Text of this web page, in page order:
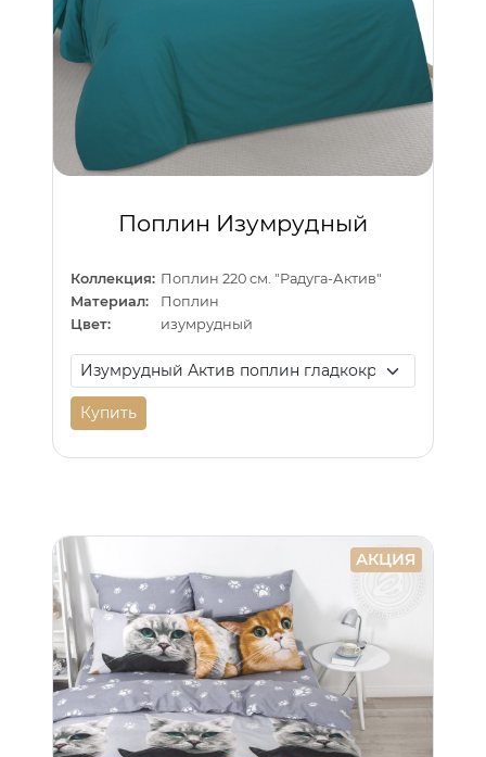
Поплин Изумрудный
Коллекция: Поплин 220 см. "Радуга-Актив"
Материал:
Поплин
Цвет:
изумрудный
Купить
АКЦИЯ